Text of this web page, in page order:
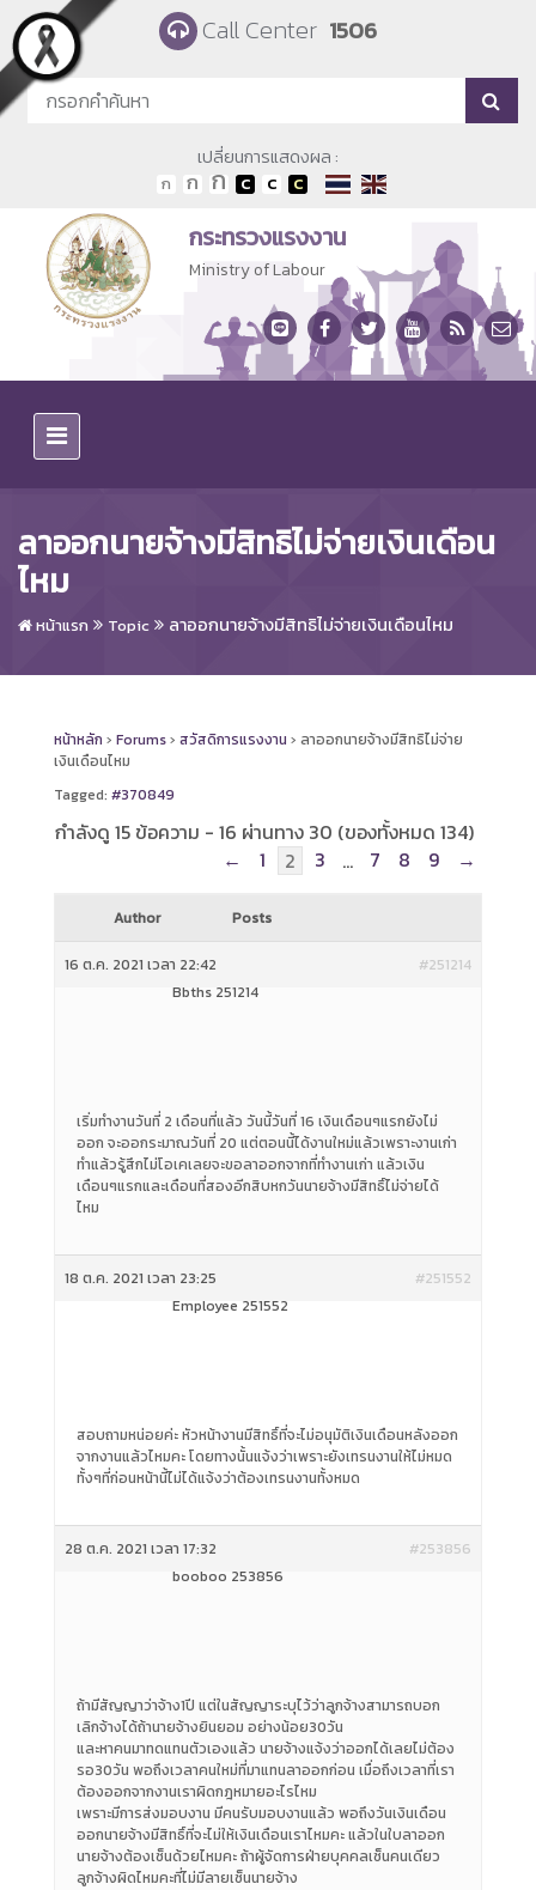
Skip to main content Call Center 1506
เปลี่ยนการแสดงผล :
กระทรวงแรงงาน
Ministry of Labour
ลาออกนายจ้างมีสิทธิไม่จ่ายเงินเดือน
ไหม
หน้าแรก Topic ลาออกนายจ้างมีสิทธิไม่จ่ายเงินเดือนไหม
หน้าหลัก › Forums› สวัสดิการแรงงาน › ลาออกนายจ้างมีสิทธิไม่จ่าย
เงินเดือนไหม
Tagged: #370849
กำลังดู 15 ข้อความ - 16 ผ่านทาง 30 (ของทั้งหมด 134)
←
1 2 3 … 7 8 9 →
Author Posts
16 ต.ค. 2021 เวลา 22:42
#251214
Bbths 251214
เริ่มทำงานวันที่ 2 เดือนที่แล้ว วันนี้วันที่ 16 เงินเดือนๆแรกยังไม่
ออก จะออกระมาณวันที่ 20 แต่ตอนนี้ได้งานใหม่แล้วเพราะงานเก่า
ทำแล้วรู้สึกไม่โอเคเลยจะขอลาออกจากที่ทำงานเก่า แล้วเงิน
เดือนๆแรกและเดือนที่สองอีกสิบหกวันนายจ้างมีสิทธิ์ไม่จ่ายได้
ไหม
18 ต.ค. 2021 เวลา 23:25
#251552
Employee 251552
สอบถามหน่อยค่ะ หัวหน้างานมีสิทธิ์ที่จะไม่อนุมัติเงินเดือนหลังออก
จากงานแล้วไหมคะ โดยทางนั้นแจ้งว่าเพราะยังเทรนงานให้ไม่หมด
ทั้งๆที่ก่อนหน้านี้ไม่ได้แจ้งว่าต้องเทรนงานทั้งหมด
28 ต.ค. 2021 เวลา 17:32
#253856
booboo 253856
ถ้ามีสัญญาว่าจ้าง1ปี แต่ในสัญญาระบุไว้ว่าลูกจ้างสามารถบอก
เลิกจ้างได้ถ้านายจ้างยินยอม อย่างน้อย30วัน
และหาคนมาทดแทนตัวเองแล้ว นายจ้างแจ้งว่าออกได้เลยไม่ต้อง
รอ30วัน พอถึงเวลาคนใหม่ที่มาแทนลาออกก่อน เมื่อถึงเวลาที่เรา
ต้องออกจากงานเราผิดกฎหมายอะไรไหม
เพราะมีการส่งมอบงาน มีคนรับมอบงานแล้ว พอถึงวันเงินเดือน
ออกนายจ้างมีสิทธิ์ที่จะไม่ให้เงินเดือนเราไหมคะ แล้วในใบลาออก
นายจ้างต้องเซ็นด้วยไหมคะ ถ้าผู้จัดการฝ่ายบุคคลเซ็นคนเดียว
ลูกจ้างผิดไหมคะที่ไม่มีลายเซ็นนายจ้าง